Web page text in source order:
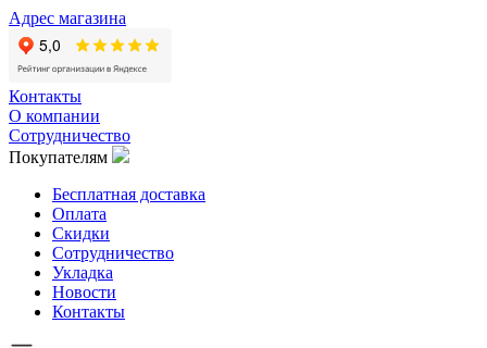
Адрес магазина
Контакты
О компании
Сотрудничество
Покупателям
Бесплатная доставка
Оплата
Скидки
Сотрудничество
Укладка
Новости
Контакты